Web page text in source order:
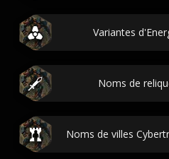
Variantes
Noms de
Noms de villes